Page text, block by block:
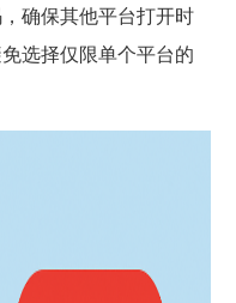
确保其他平台打开时
选择仅限单个平台的